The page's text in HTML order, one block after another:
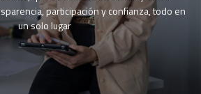
participación y confianza, todo en
un solo lugar